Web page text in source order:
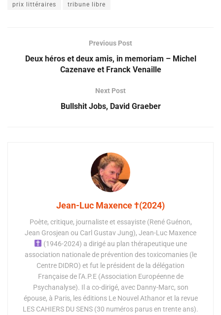
prix littéraires tribune libre
Previous Post
Deux héros et deux amis, in memoriam – Michel
Cazenave et Franck Venaille
Next Post
Bullshit Jobs, David Graeber
Jean-Luc Maxence †(2024)
Poète, critique, journaliste et essayiste (René Guénon,
Jean Grosjean ou Carl Gustav Jung), Jean-Luc Maxence
(1946-2024) a dirigé au plan thérapeutique une
association nationale de prévention des toxicomanies (le
Centre DIDRO) et fut le président de la délégation
Française de l’A.P.E (Association Européenne de
Psychanalyse). Il a co-dirigé, avec Danny-Marc, son
épouse, à Paris, les éditions Le Nouvel Athanor et la revue
LES CAHIERS DU SENS (30 numéros parus en trente ans).